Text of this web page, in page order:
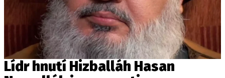
Lídr hnutí Hizballáh Hasan